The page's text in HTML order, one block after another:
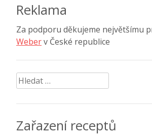
příspěvek
Reklama
Za podporu děkujeme největšímu
Weberv České republice
Vyhledávání
Zařazení receptů